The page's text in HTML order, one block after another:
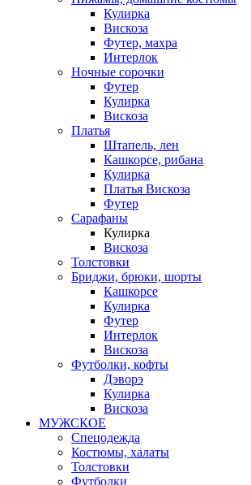
Кулирка
Вискоза
Футер, махра
Интерлок
Ночные сорочки
Футер
Кулирка
Вискоза
Платья
Штапель, лен
Кашкорсе, рибана
Кулирка
Платья Вискоза
Футер
Сарафаны
Кулирка
Вискоза
Толстовки
Бриджи, брюки, шорты
Кашкорсе
Кулирка
Футер
Интерлок
Вискоза
Футболки, кофты
Дэворэ
Кулирка
Вискоза
МУЖСКОЕ
Спецодежда
Костюмы, халаты
Толстовки
Футболки